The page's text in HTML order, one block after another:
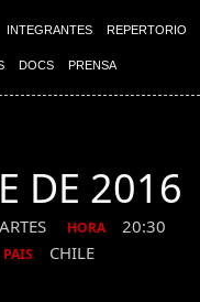
INTEGRANTES REPERTORIO
DOCS PRENSA
DE 2016
HORA 20:30
PAIS CHILE